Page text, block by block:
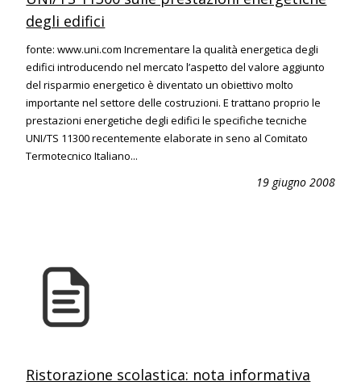
degli edifici
fonte: www.uni.com Incrementare la qualità energetica degli
edifici introducendo nel mercato l’aspetto del valore aggiunto
del risparmio energetico è diventato un obiettivo molto
importante nel settore delle costruzioni. E trattano proprio le
prestazioni energetiche degli edifici le specifiche tecniche
UNI/TS 11300 recentemente elaborate in seno al Comitato
Termotecnico Italiano...
19 giugno 2008
Ristorazione scolastica: nota informativa